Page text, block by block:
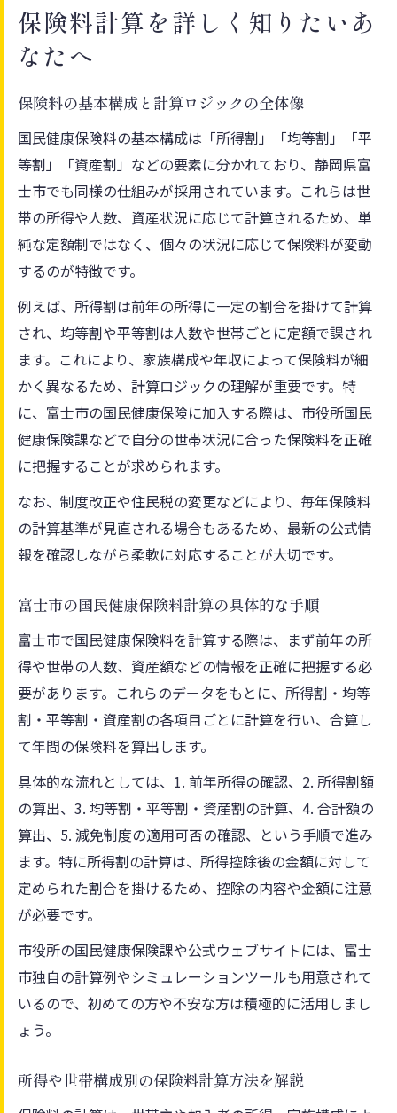
保険料計算を詳しく知りたいあ
なたへ
保険料の基本構成と計算ロジックの全体像
国民健康保険料の基本構成は「所得割」「均等割」「平
等割」「資産割」などの要素に分かれており、静岡県富
士市でも同様の仕組みが採用されています。これらは世
帯の所得や人数、資産状況に応じて計算されるため、単
純な定額制ではなく、個々の状況に応じて保険料が変動
するのが特徴です。
例えば、所得割は前年の所得に一定の割合を掛けて計算
され、均等割や平等割は人数や世帯ごとに定額で課され
ます。これにより、家族構成や年収によって保険料が細
かく異なるため、計算ロジックの理解が重要です。特
に、富士市の国民健康保険に加入する際は、市役所国民
健康保険課などで自分の世帯状況に合った保険料を正確
に把握することが求められます。
なお、制度改正や住民税の変更などにより、毎年保険料
の計算基準が見直される場合もあるため、最新の公式情
報を確認しながら柔軟に対応することが大切です。
富士市の国民健康保険料計算の具体的な手順
富士市で国民健康保険料を計算する際は、まず前年の所
得や世帯の人数、資産額などの情報を正確に把握する必
要があります。これらのデータをもとに、所得割・均等
割・平等割・資産割の各項目ごとに計算を行い、合算し
て年間の保険料を算出します。
具体的な流れとしては、1. 前年所得の確認、2. 所得割額
の算出、3. 均等割・平等割・資産割の計算、4. 合計額の
算出、5. 減免制度の適用可否の確認、という手順で進み
ます。特に所得割の計算は、所得控除後の金額に対して
定められた割合を掛けるため、控除の内容や金額に注意
が必要です。
市役所の国民健康保険課や公式ウェブサイトには、富士
市独自の計算例やシミュレーションツールも用意されて
いるので、初めての方や不安な方は積極的に活用しまし
ょう。
所得や世帯構成別の保険料計算方法を解説